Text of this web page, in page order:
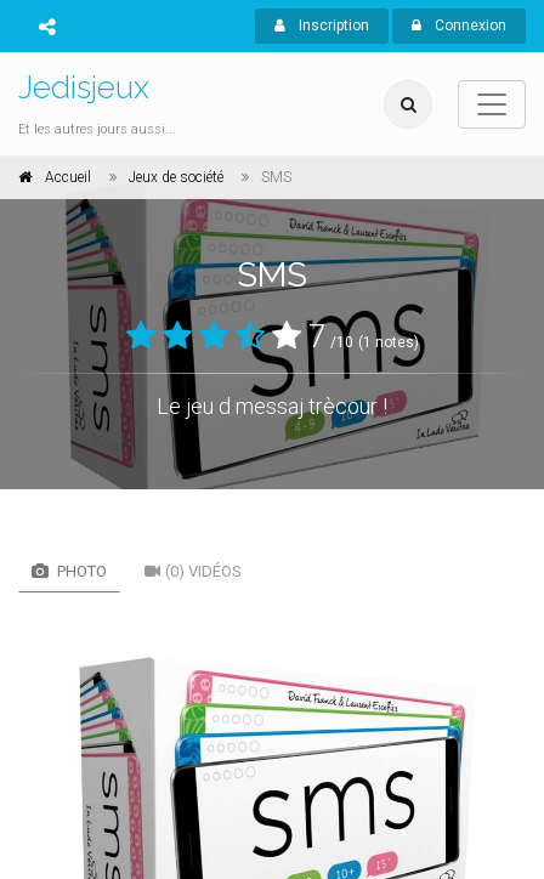
Inscription Connexion
Jedisjeux
Et les autres jours aussi...
Accueil Jeux de société SMS
SMS
7 /10 (1 notes)
Le jeu d messaj trècour !
PHOTO (0) VIDÉOS